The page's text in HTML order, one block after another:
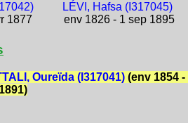
1877
LÉVI, Hafsa (I317045)
env 1826 - 1 sep 1895
Oureïda (I317041)(env 1854 -